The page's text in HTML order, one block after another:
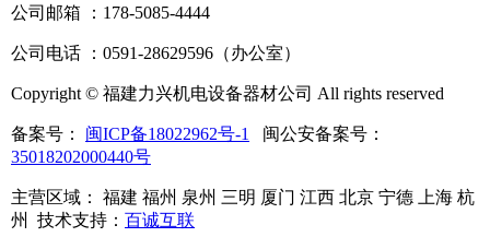
公司邮箱 ：178-5085-4444
公司电话 ：0591-28629596（办公室）
Copyright © 福建力兴机电设备器材公司 All rights reserved
备案号： 闽ICP备18022962号-1
闽公安备案号：
35018202000440号
主营区域： 福建 福州 泉州 三明 厦门 江西 北京 宁德 上海 杭
州 技术支持： 百诚互联